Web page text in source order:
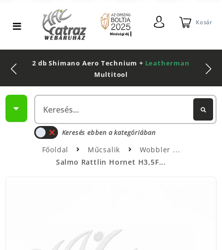
Kosár
2 db Shimano Aero Technium + Leatherman
Multitool
Keresés ebben a kategóriában
Főoldal Műcsalik
Wobbler
Salmo Rattlin Hornet H3,5F...